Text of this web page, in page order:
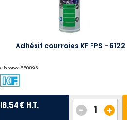
Adhésif courroies KF FPS - 6122
Chrono : 550895
18,54 € H.T. +
-